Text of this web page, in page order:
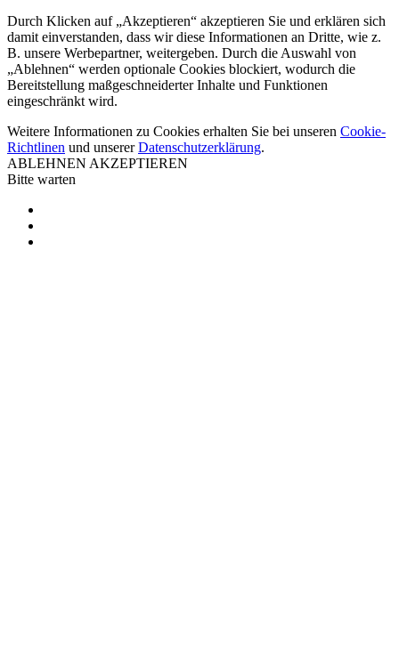
Durch Klicken auf „Akzeptieren“ akzeptieren Sie und erklären sich
damit einverstanden, dass wir diese Informationen an Dritte, wie z.
B. unsere Werbepartner, weitergeben. Durch die Auswahl von
„Ablehnen“ werden optionale Cookies blockiert, wodurch die
Bereitstellung maßgeschneiderter Inhalte und Funktionen
eingeschränkt wird.
Weitere Informationen zu Cookies erhalten Sie bei unseren Cookie-
Richtlinen und unsererDatenschutzerklärung.
ABLEHNEN AKZEPTIEREN
Bitte warten